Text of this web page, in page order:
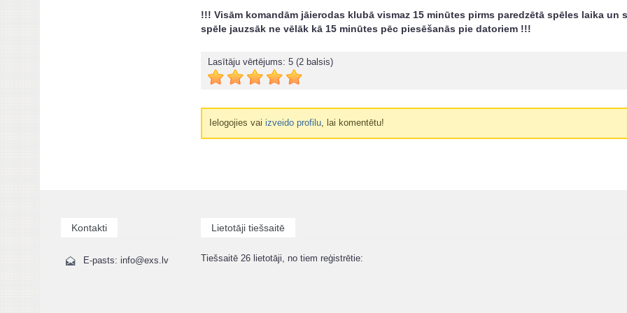
!!! Visām komandām jāierodas klubā vismaz 15 minūtes pirms paredzētā spēles laika un
spēle jauzsāk ne vēlāk kā 15 minūtes pēc piesēšanās pie datoriem !!!
Lasītāju vērtējums: 5 (2 balsis)
Ielogojies vaiizveido profilu, lai komentētu!
Kontakti
E-pasts: info@exs.lv
Lietotāji tiešsaitē
Tiešsaitē 26 lietotāji, no tiem reģistrētie: